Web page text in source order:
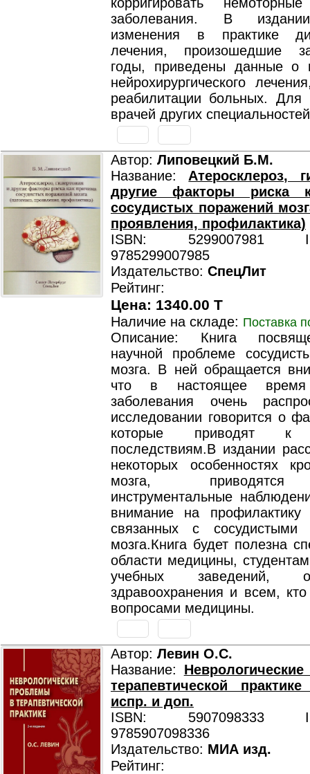
заболевания. В
изменения в практике
лечения, произошедшие
годы, приведены данные о
нейрохирургического
реабилитации больных. Для
врачей других
Автор: Липовецкий Б.М.
Название: Атеросклероз,
другие факторы риска
сосудистых поражений
проявления, профилактика)
ISBN: 5299007981
9785299007985
Издательство: СпецЛит
Рейтинг:
Цена: 1340.00 T
Наличие на складе: Поставка
Описание: Книга
научной проблеме
мозга. В ней обращается
что в настоящее время
заболевания очень
исследовании говорится о
которые приводят к
последствиям.В издании
некоторых особенностях
мозга, приводятся
инструментальные
внимание на профилактику
связанных с сосудистыми
мозга.Книга будет полезна
области медицины,
учебных заведений,
здравоохранения и всем, кто
вопросами медицины.
Автор: Левин О.С.
Название:
терапевтической
испр. и доп.
ISBN: 5907098333
9785907098336
Издательство: МИА изд.
Рейтинг: